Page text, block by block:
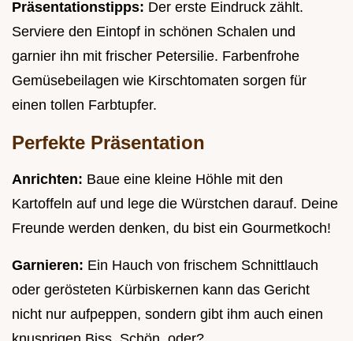
Präsentationstipps: Der erste Eindruck zählt.
Serviere den Eintopf in schönen Schalen und
garnier ihn mit frischer Petersilie. Farbenfrohe
Gemüsebeilagen wie Kirschtomaten sorgen für
einen tollen Farbtupfer.
Perfekte Präsentation
Anrichten: Baue eine kleine Höhle mit den
Kartoffeln auf und lege die Würstchen darauf. Deine
Freunde werden denken, du bist ein Gourmetkoch!
Garnieren: Ein Hauch von frischem Schnittlauch
oder gerösteten Kürbiskernen kann das Gericht
nicht nur aufpeppen, sondern gibt ihm auch einen